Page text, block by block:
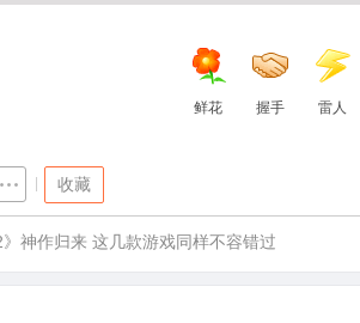
鲜花 握手 雷人
收藏
》神作归来 这几款游戏同样不容错过